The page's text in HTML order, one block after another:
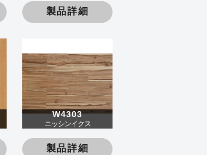
製品詳細
W4303
ニッシンイクス
製品詳細